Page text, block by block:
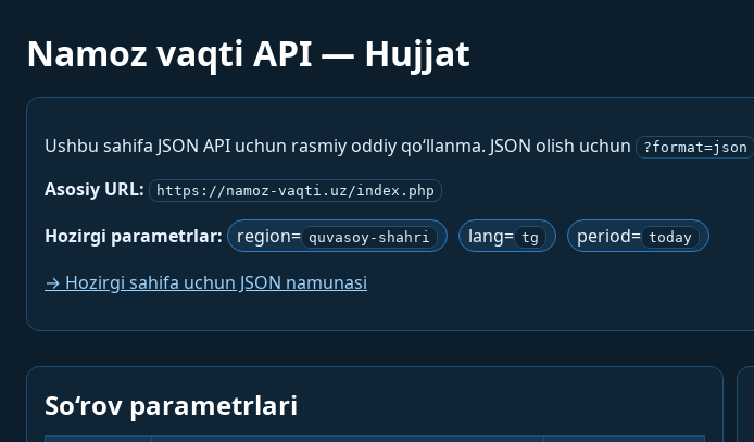
Namoz vaqti API — Hujjat
Ushbu sahifa JSON API uchun rasmiy oddiy qo‘llanma. JSON olish uchun ?format=json
Asosiy URL:
https://namoz-vaqti.uz/index.php
Hozirgi parametrlar: region= quvasoy-shahri lang= tg period= today
→ Hozirgi sahifa uchun JSON namunasi
So‘rov parametrlari